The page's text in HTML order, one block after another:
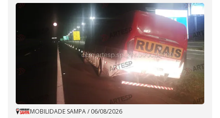
MOBILIDADE SAMPA/ 06/08/2026